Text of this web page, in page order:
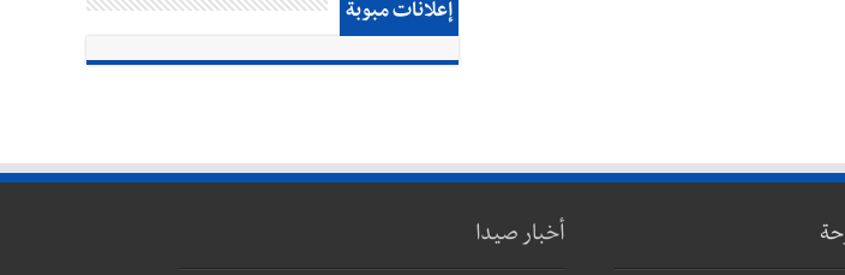
إعلانات مبوبة
أخبار صيدا